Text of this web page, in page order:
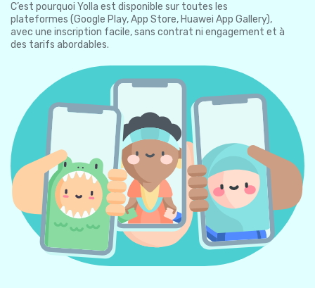
C’est pourquoi Yolla est disponible sur toutes les
plateformes (Google Play, App Store, Huawei App Gallery),
avec une inscription facile, sans contrat ni engagement et à
des tarifs abordables.